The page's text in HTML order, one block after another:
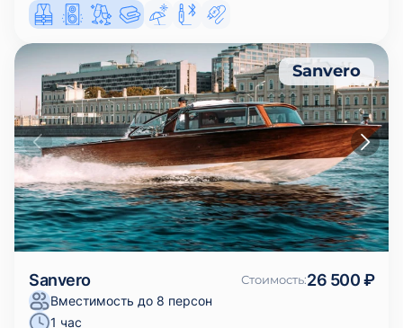
Sanvero
Sanvero Стоимость:26 500 ₽
Вместимость до 8 персон
1 час